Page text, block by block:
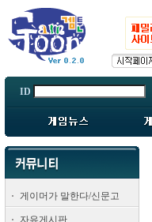
ID
게이머가 말한다/신문고
자유게시판